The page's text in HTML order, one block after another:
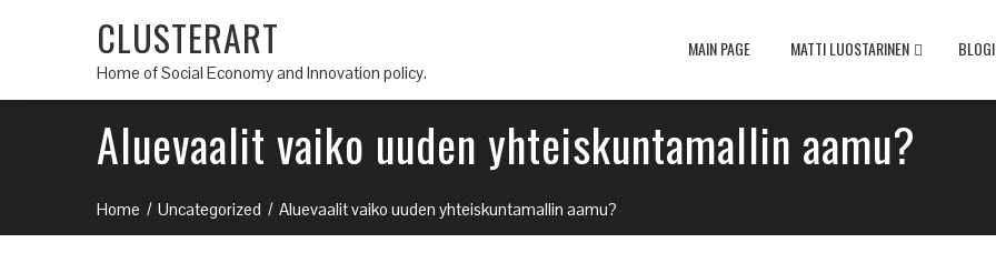
CLUSTERART
Home of Social Economy and Innovation policy.
MAIN PAGE MATTI LUOSTARINEN BLOGI
Aluevaalit vaiko uuden yhteiskuntamallin aamu?
Home Uncategorized Aluevaalit vaiko uuden yhteiskuntamallin aamu?